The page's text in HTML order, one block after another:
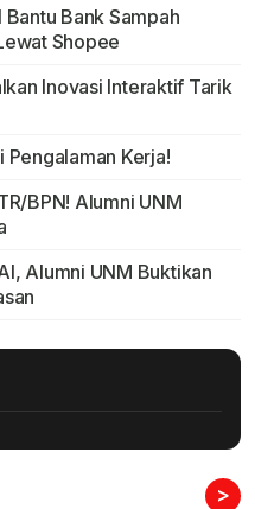
Bantu Bank Sampah
Shopee
Inovasi Interaktif Tarik
Pengalaman Kerja!
BPN! Alumni UNM
Alumni UNM Buktikan
>